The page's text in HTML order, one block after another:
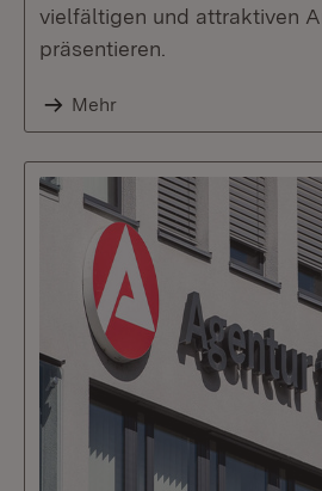
vielfältigen und attraktiven
präsentieren.
Mehr